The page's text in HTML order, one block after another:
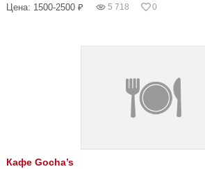
Цена: 1500-2500 ₽ 5 718 0
Кафе Gocha’s